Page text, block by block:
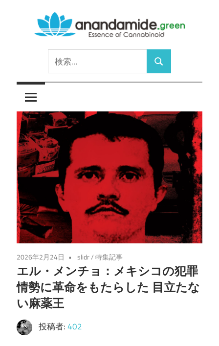
ッ
プ
anandamide.green
Cannabinoid
索:
検
索
2026年2月24日 slidr/特集記事
エル・メンチョ：メキシコの犯罪
情勢に革命をもたらした 目立たな
い麻薬王
投稿者:402